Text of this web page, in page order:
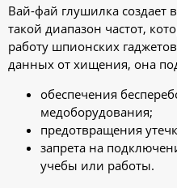
Вай-фай глушилка создает
такой диапазон частот,
работу шпионских
данных от хищения, она
обеспечения
медоборудования;
предотвращения
запрета на
учебы или работы.